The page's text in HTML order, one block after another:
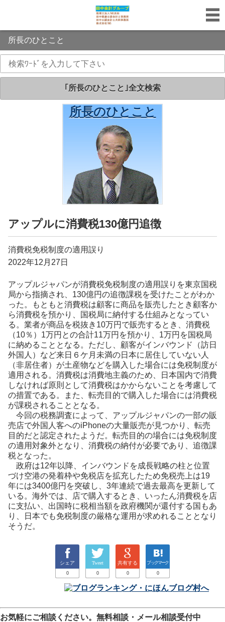
所長のひとこと
｢所長のひとこと｣全文検索
｢所長のひとこと｣
所長のひとこと
アップルに消費税130億円追徴
消費税免税制度の適用誤り
2022年12月27日
アップルジャパンが消費税免税制度の適用誤りを東京国税
局から指摘され、130億円の追徴課税を受けたことがわか
った。もともと消費税は顧客に商品を販売したとき顧客か
ら消費税を預かり、国税局に納付する仕組みとなってい
る。業者が商品を税抜き10万円で販売するとき、消費税
（10％）1万円との合計11万円を預かり、1万円を国税局
に納めることとなる。ただし、顧客がインバウンド（訪日
外国人）など来日６ケ月未満の日本に居住していない人
（非居住者）が土産物などを購入した場合には免税制度が
適用される。消費税は消費地主義のため、日本国内で消費
しなければ原則として消費税はかからないことを考慮して
の措置である。また、転売目的で購入した場合には消費税
が課税されることとなる。
今回の税務調査によって、アップルジャパンの一部の販
売店で外国人客へのiPhoneの大量販売が見つかり、転売
目的だと認定されたようだ。転売目的の場合には免税制度
の適用対象外となり、消費税の納付が必要であり、追徴課
税となった。
政府は12年以降、インバウンドを成長戦略の柱と位置
づけ空港の発着枠や免税店を拡充したため免税売上は19
年には3400億円を突破し、3年連続で過去最高を更新して
いる。海外では、店で購入するとき、いったん消費税を店
に支払い、出国時に税相当額を政府機関が還付する国もあ
り、日本でも免税制度の厳格な運用が求めれることとなり
そうだ。
シェア
0
Tweet
0
共有する
0
ブックマーク
0
お気軽にご相談ください。 無料相談・メール相談受付中